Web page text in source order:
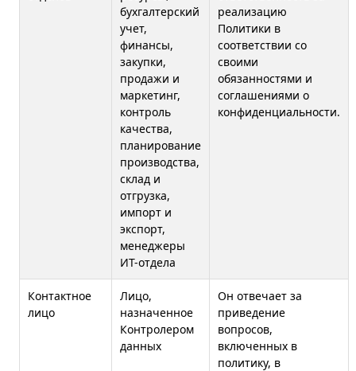
бухгалтерский
учет,
финансы,
закупки,
продажи и
маркетинг,
контроль
качества,
планирование
производства,
склад и
отгрузка,
импорт и
экспорт,
менеджеры
ИТ-отдела
реализацию
Политики в
соответствии со
своими
обязанностями и
соглашениями о
конфиденциальности.
Контактное
лицо
Лицо,
назначенное
Контролером
данных
Он отвечает за
приведение
вопросов,
включенных в
политику, в